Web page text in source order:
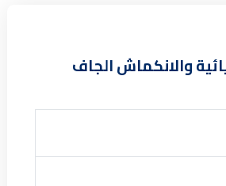
والانكماش الجاف